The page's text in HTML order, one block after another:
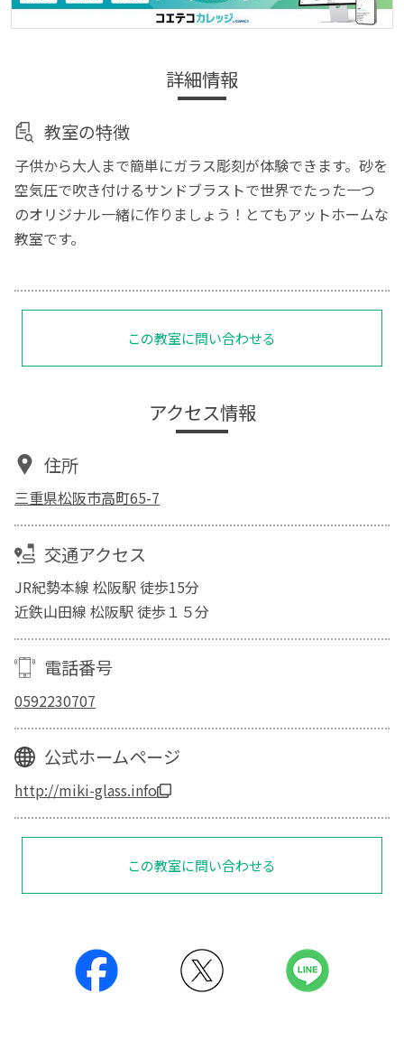
詳細情報
教室の特徴
子供から大人まで簡単にガラス彫刻が体験できます。砂を
空気圧で吹き付けるサンドブラストで世界でたった一つ
のオリジナル一緒に作りましょう！とてもアットホームな
教室です。
この教室に問い合わせる
アクセス情報
住所
三重県松阪市高町65-7
交通アクセス
JR紀勢本線 松阪駅 徒歩15分
近鉄山田線 松阪駅 徒歩１５分
電話番号
0592230707
公式ホームページ
http://miki-glass.info
この教室に問い合わせる